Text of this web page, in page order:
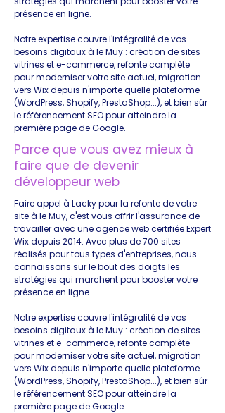
présence en ligne.
Notre expertise couvre l'intégralité de vos
besoins digitaux à le Muy : création de sites
vitrines et e-commerce, refonte complète
pour moderniser votre site actuel, migration
vers Wix depuis n'importe quelle plateforme
(WordPress, Shopify, PrestaShop...), et bien sûr
le référencement SEO pour atteindre la
première page de Google.
Parce que vous avez mieux à
faire que de devenir
développeur web
Faire appel à Lacky pour la refonte de votre
site à le Muy, c'est vous offrir l'assurance de
travailler avec une agence web certifiée Expert
Wix depuis 2014. Avec plus de 700 sites
réalisés pour tous types d'entreprises, nous
connaissons sur le bout des doigts les
stratégies qui marchent pour booster votre
présence en ligne.
Notre expertise couvre l'intégralité de vos
besoins digitaux à le Muy : création de sites
vitrines et e-commerce, refonte complète
pour moderniser votre site actuel, migration
vers Wix depuis n'importe quelle plateforme
(WordPress, Shopify, PrestaShop...), et bien sûr
le référencement SEO pour atteindre la
première page de Google.